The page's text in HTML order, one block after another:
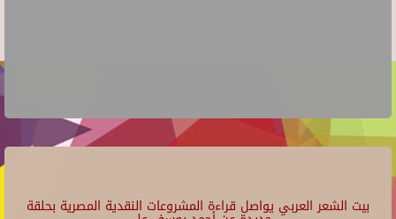
بيت الشعر العربي يواصل قراءة المشروعات النقدية المصرية بحلقة